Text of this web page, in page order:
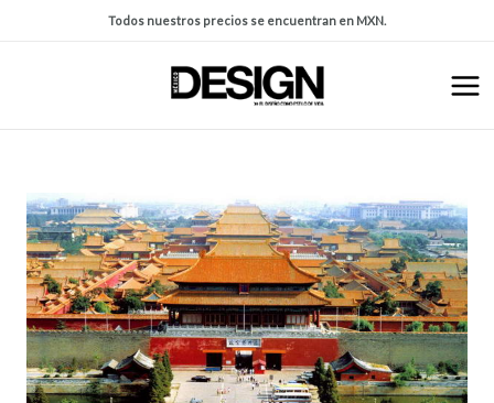
Todos nuestros precios se encuentran en MXN.